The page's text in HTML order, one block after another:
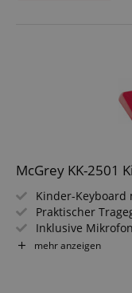
McGrey KK-2501
Kinder-Keyboard
Praktischer
Inklusive Mikrofon
Betrieb über
4 Klangfarben, 4
mehr anzeigen